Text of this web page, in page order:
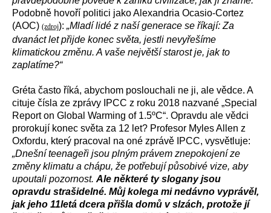
Podobně hovoří politici jako Alexandria Ocasio-Cortez
(AOC) (zdroj): „Mladí lidé z naší generace se říkají: Za
dvanáct let přijde konec světa, jestli nevyřešíme
klimatickou změnu. A vaše největší starost je, jak to
zaplatíme?“
Gréta často říká, abychom poslouchali ne ji, ale vědce. A
cituje čísla ze zprávy IPCC z roku 2018 nazvané „Special
Report on Global Warming of 1.5ºC“. Opravdu ale vědci
prorokují konec světa za 12 let? Profesor Myles Allen z
Oxfordu, který pracoval na oné zprávě IPCC, vysvětluje:
„Dnešní teenageři jsou plným právem znepokojení ze
změny klimatu a chápu, že potřebují působivé vize, aby
upoutali pozornost. Ale některé ty slogany jsou
opravdu strašidelné. Můj kolega mi nedávno vyprávěl,
jak jeho 11letá dcera přišla domů v slzách, protože jí